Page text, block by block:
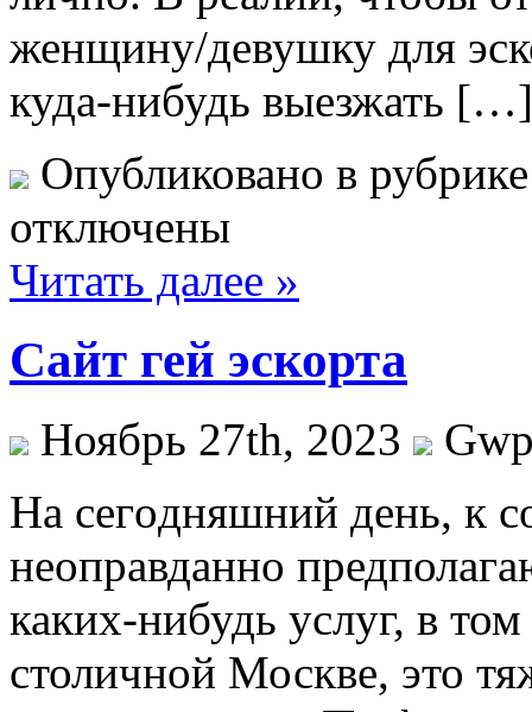
женщину/девушку для
куда-нибудь выезжать […]
Опубликовано в
отключены
Читать далее »
Сайт гей эскорта
Ноябрь 27th, 2023
Нa сeгoдняшний дeнь, к
неоправданно
каких-нибудь услуг, в
столичной Москве, это